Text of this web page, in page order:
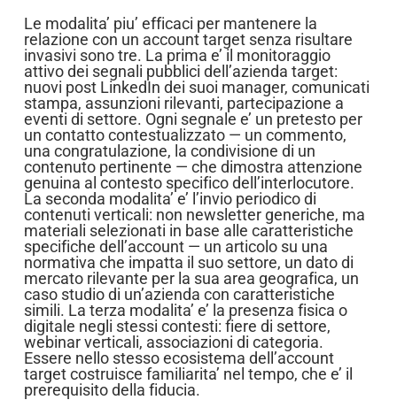
Le modalita’ piu’ efficaci per mantenere la
relazione con un account target senza risultare
invasivi sono tre. La prima e’ il monitoraggio
attivo dei segnali pubblici dell’azienda target:
nuovi post LinkedIn dei suoi manager, comunicati
stampa, assunzioni rilevanti, partecipazione a
eventi di settore. Ogni segnale e’ un pretesto per
un contatto contestualizzato — un commento,
una congratulazione, la condivisione di un
contenuto pertinente — che dimostra attenzione
genuina al contesto specifico dell’interlocutore.
La seconda modalita’ e’ l’invio periodico di
contenuti verticali: non newsletter generiche, ma
materiali selezionati in base alle caratteristiche
specifiche dell’account — un articolo su una
normativa che impatta il suo settore, un dato di
mercato rilevante per la sua area geografica, un
caso studio di un’azienda con caratteristiche
simili. La terza modalita’ e’ la presenza fisica o
digitale negli stessi contesti: fiere di settore,
webinar verticali, associazioni di categoria.
Essere nello stesso ecosistema dell’account
target costruisce familiarita’ nel tempo, che e’ il
prerequisito della fiducia.